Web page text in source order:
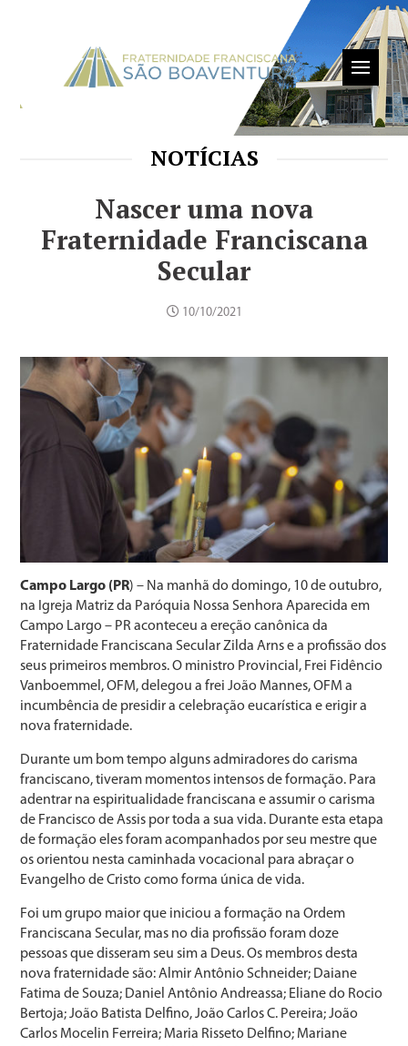
NOTÍCIAS
Nascer uma nova
Fraternidade Franciscana
Secular
10/10/2021
Campo Largo (PR) – Na manhã do domingo, 10 de outubro,
na Igreja Matriz da Paróquia Nossa Senhora Aparecida em
Campo Largo – PR aconteceu a ereção canônica da
Fraternidade Franciscana Secular Zilda Arns e a profissão dos
seus primeiros membros. O ministro Provincial, Frei Fidêncio
Vanboemmel, OFM, delegou a frei João Mannes, OFM a
incumbência de presidir a celebração eucarística e erigir a
nova fraternidade.
Durante um bom tempo alguns admiradores do carisma
franciscano, tiveram momentos intensos de formação. Para
adentrar na espiritualidade franciscana e assumir o carisma
de Francisco de Assis por toda a sua vida. Durante esta etapa
de formação eles foram acompanhados por seu mestre que
os orientou nesta caminhada vocacional para abraçar o
Evangelho de Cristo como forma única de vida.
Foi um grupo maior que iniciou a formação na Ordem
Franciscana Secular, mas no dia profissão foram doze
pessoas que disseram seu sim a Deus. Os membros desta
nova fraternidade são: Almir Antônio Schneider; Daiane
Fatima de Souza; Daniel Antônio Andreassa; Eliane do Rocio
Bertoja; João Batista Delfino, João Carlos C. Pereira; João
Carlos Mocelin Ferreira; Maria Risseto Delfino; Mariane